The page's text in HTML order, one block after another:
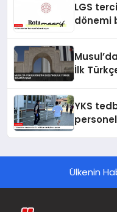
LGS
dönemi
İlk
YKS
Ülkenin